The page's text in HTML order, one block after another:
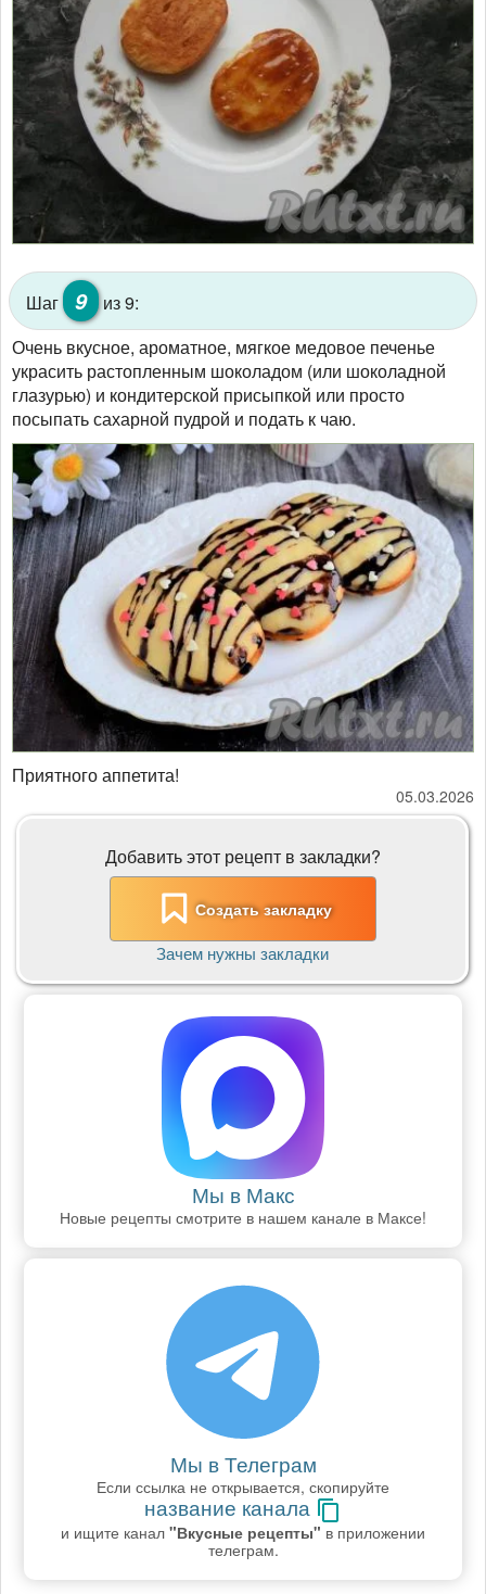
Шаг 9
из 9:
Очень вкусное, ароматное, мягкое медовое печенье
украсить растопленным шоколадом (или шоколадной
глазурью) и кондитерской присыпкой или просто
посыпать сахарной пудрой и подать к чаю.
Приятного аппетита!
05.03.2026
Добавить этот рецепт в закладки?
Создать закладку
Зачем нужны закладки
Мы в Макс
Новые рецепты смотрите в нашем канале в Максе!
Мы в Телеграм
Если ссылка не открывается, скопируйте
название канала
и ищите канал "Вкусные рецепты" в приложении
телеграм.